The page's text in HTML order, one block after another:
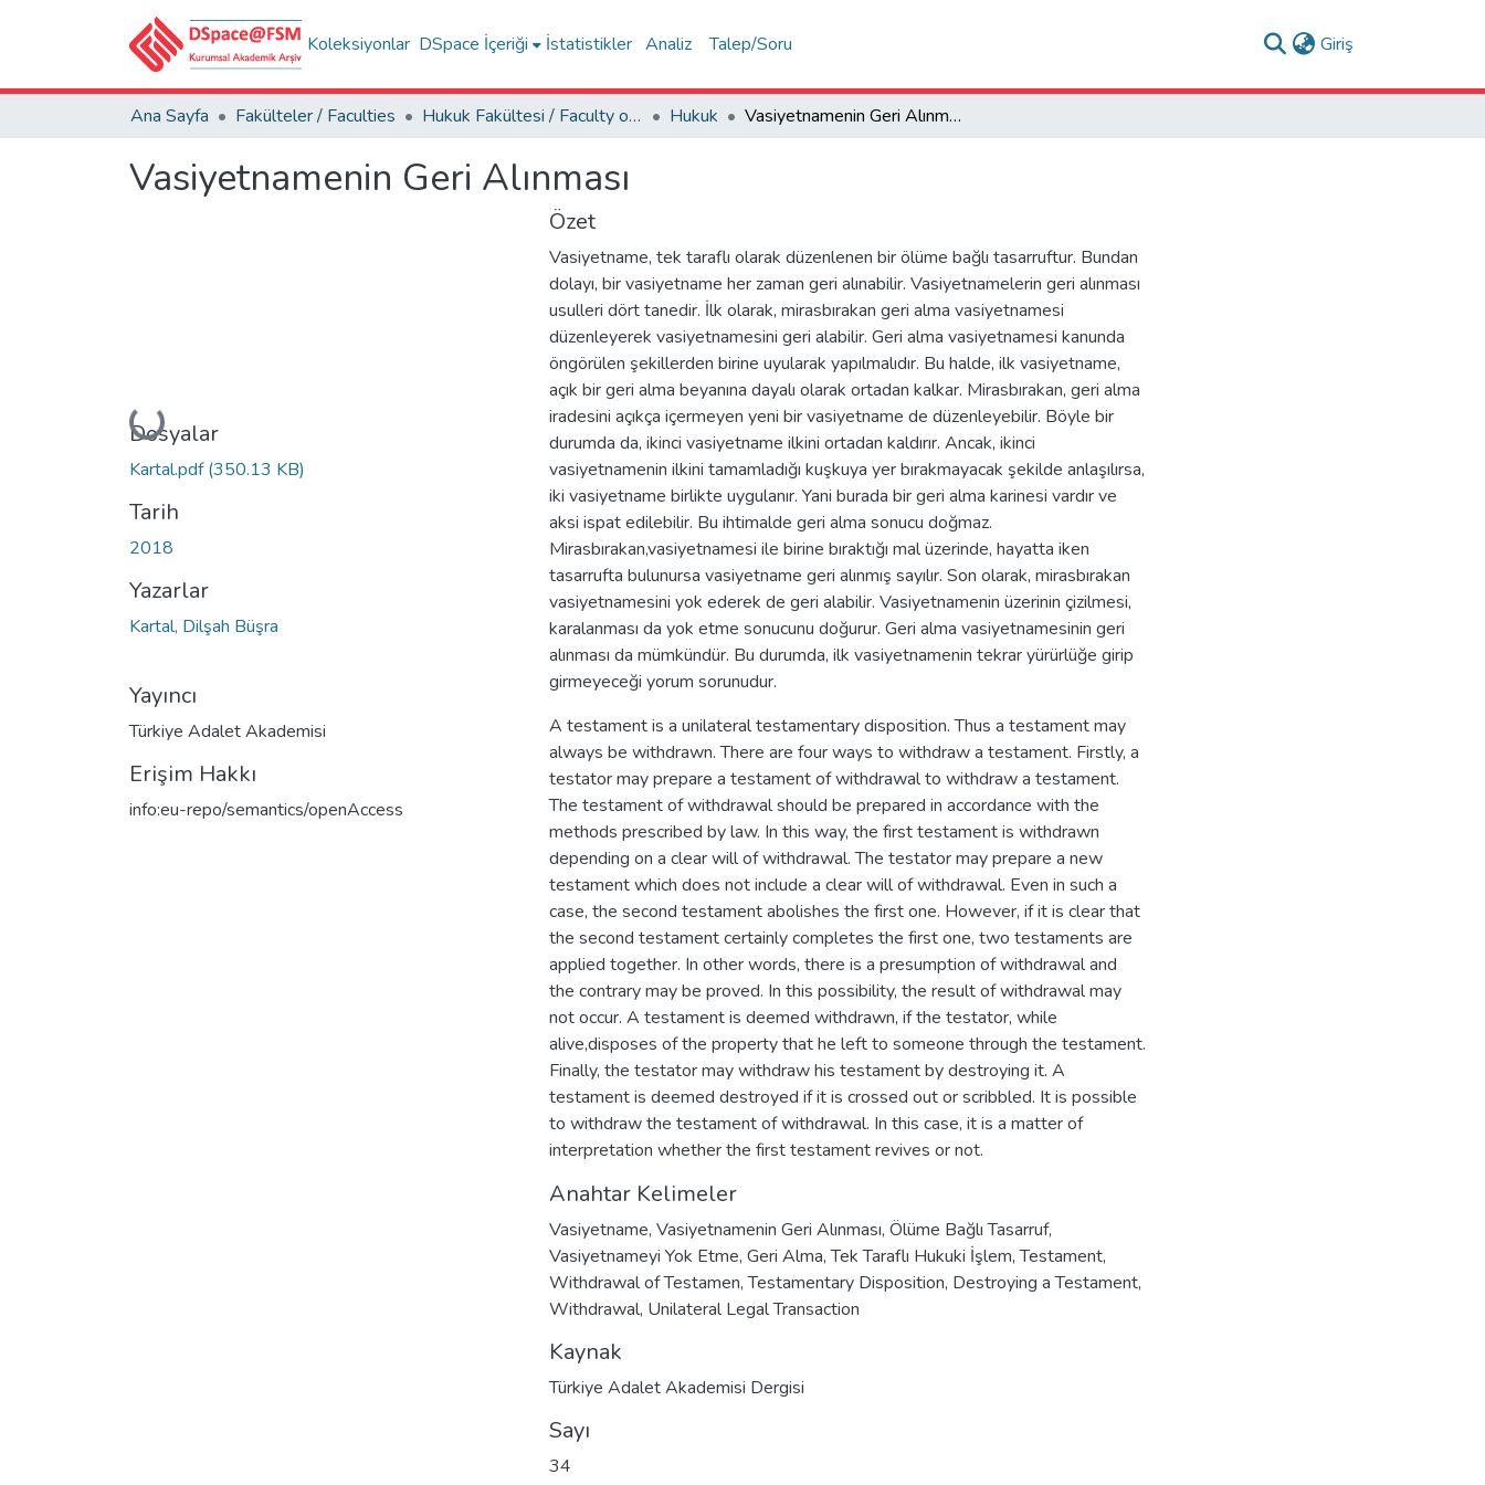
Koleksiyonlar DSpace İçeriği İstatistikler Analiz Talep/Soru Giriş
Ana Sayfa Fakülteler / Faculties Hukuk Fakültesi / Faculty of Law Hukuk Vasiyetnamenin Geri Alınması
Vasiyetnamenin Geri Alınması
Yükleniyor...
Dosyalar
Kartal.pdf(350.13 KB)
Tarih
2018
Yazarlar
Kartal, Dilşah Büşra
Yayıncı
Türkiye Adalet Akademisi
Erişim Hakkı
info:eu-repo/semantics/openAccess
Özet
Vasiyetname, tek taraflı olarak düzenlenen bir ölüme bağlı tasarruftur. Bundan
dolayı, bir vasiyetname her zaman geri alınabilir. Vasiyetnamelerin geri alınması
usulleri dört tanedir. İlk olarak, mirasbırakan geri alma vasiyetnamesi
düzenleyerek vasiyetnamesini geri alabilir. Geri alma vasiyetnamesi kanunda
öngörülen şekillerden birine uyularak yapılmalıdır. Bu halde, ilk vasiyetname,
açık bir geri alma beyanına dayalı olarak ortadan kalkar. Mirasbırakan, geri alma
iradesini açıkça içermeyen yeni bir vasiyetname de düzenleyebilir. Böyle bir
durumda da, ikinci vasiyetname ilkini ortadan kaldırır. Ancak, ikinci
vasiyetnamenin ilkini tamamladığı kuşkuya yer bırakmayacak şekilde anlaşılırsa,
iki vasiyetname birlikte uygulanır. Yani burada bir geri alma karinesi vardır ve
aksi ispat edilebilir. Bu ihtimalde geri alma sonucu doğmaz.
Mirasbırakan,vasiyetnamesi ile birine bıraktığı mal üzerinde, hayatta iken
tasarrufta bulunursa vasiyetname geri alınmış sayılır. Son olarak, mirasbırakan
vasiyetnamesini yok ederek de geri alabilir. Vasiyetnamenin üzerinin çizilmesi,
karalanması da yok etme sonucunu doğurur. Geri alma vasiyetnamesinin geri
alınması da mümkündür. Bu durumda, ilk vasiyetnamenin tekrar yürürlüğe girip
girmeyeceği yorum sorunudur.
A testament is a unilateral testamentary disposition. Thus a testament may
always be withdrawn. There are four ways to withdraw a testament. Firstly, a
testator may prepare a testament of withdrawal to withdraw a testament.
The testament of withdrawal should be prepared in accordance with the
methods prescribed by law. In this way, the first testament is withdrawn
depending on a clear will of withdrawal. The testator may prepare a new
testament which does not include a clear will of withdrawal. Even in such a
case, the second testament abolishes the first one. However, if it is clear that
the second testament certainly completes the first one, two testaments are
applied together. In other words, there is a presumption of withdrawal and
the contrary may be proved. In this possibility, the result of withdrawal may
not occur. A testament is deemed withdrawn, if the testator, while
alive,disposes of the property that he left to someone through the testament.
Finally, the testator may withdraw his testament by destroying it. A
testament is deemed destroyed if it is crossed out or scribbled. It is possible
to withdraw the testament of withdrawal. In this case, it is a matter of
interpretation whether the first testament revives or not.
Anahtar Kelimeler
Vasiyetname, Vasiyetnamenin Geri Alınması, Ölüme Bağlı Tasarruf,
Vasiyetnameyi Yok Etme, Geri Alma,Tek Taraflı Hukuki İşlem,Testament,
Withdrawal of Testamen,Testamentary Disposition, Destroying a Testament,
Withdrawal, Unilateral Legal Transaction
Kaynak
Türkiye Adalet Akademisi Dergisi
Sayı
34